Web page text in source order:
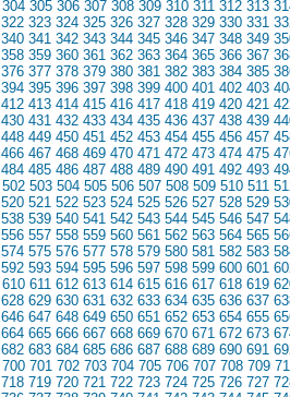
304 305 306 307 308 309 310 311 312 313
322 323 324 325 326 327 328 329 330 331
340 341 342 343 344 345 346 347 348 349
358 359 360 361 362 363 364 365 366 367
376 377 378 379 380 381 382 383 384 385
394 395 396 397 398 399 400 401 402 403
412 413 414 415 416 417 418 419 420 421
430 431 432 433 434 435 436 437 438 439
448 449 450 451 452 453 454 455 456 457
466 467 468 469 470 471 472 473 474 475
484 485 486 487 488 489 490 491 492 493
502 503 504 505 506 507 508 509 510 511
520 521 522 523 524 525 526 527 528 529
538 539 540 541 542 543 544 545 546 547
556 557 558 559 560 561 562 563 564 565
574 575 576 577 578 579 580 581 582 583
592 593 594 595 596 597 598 599 600 601
610 611 612 613 614 615 616 617 618 619
628 629 630 631 632 633 634 635 636 637
646 647 648 649 650 651 652 653 654 655
664 665 666 667 668 669 670 671 672 673
682 683 684 685 686 687 688 689 690 691
700 701 702 703 704 705 706 707 708 709
718 719 720 721 722 723 724 725 726 727